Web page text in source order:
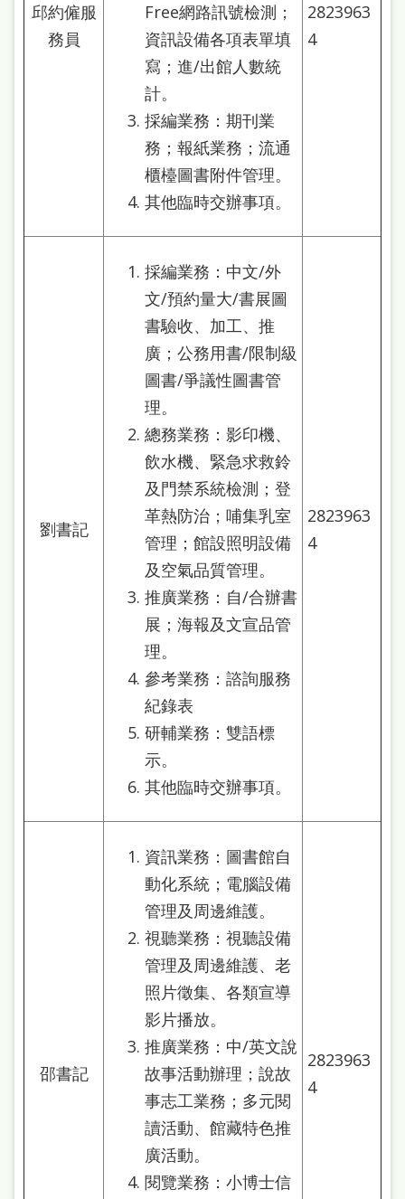
邱約僱服
務員
Free網路訊號檢測；
資訊設備各項表單填
寫；進/出館人數統
計。
採編業務：期刊業
務；報紙業務；流通
櫃檯圖書附件管理。
其他臨時交辦事項。
2823963
4
劉書記
採編業務：中文/外
文/預約量大/書展圖
書驗收、加工、推
廣；公務用書/限制級
圖書/爭議性圖書管
理。
總務業務：影印機、
飲水機、緊急求救鈴
及門禁系統檢測；登
革熱防治；哺集乳室
管理；館設照明設備
及空氣品質管理。
推廣業務：自/合辦書
展；海報及文宣品管
理。
參考業務：諮詢服務
紀錄表
研輔業務：雙語標
示。
其他臨時交辦事項。
2823963
4
邵書記
資訊業務：圖書館自
動化系統；電腦設備
管理及周邊維護。
視聽業務：視聽設備
管理及周邊維護、老
照片徵集、各類宣導
影片播放。
推廣業務：中/英文說
故事活動辦理；說故
事志工業務；多元閱
讀活動、館藏特色推
廣活動。
閱覽業務：小博士信
2823963
4